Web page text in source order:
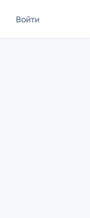
Войти